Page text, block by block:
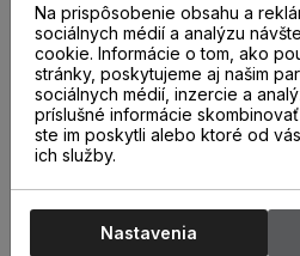
PARAMETRE
Na prispôsobenie obsahu a
sociálnych médií a analýzu
cookie. Informácie o tom, ako
stránky, poskytujeme aj našim
sociálnych médií, inzercie a
príslušné informácie
ste im poskytli alebo ktoré od
ich služby.
Nastavenia